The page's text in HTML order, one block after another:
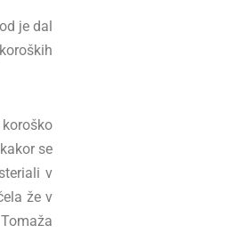
je dal
se
v
že v